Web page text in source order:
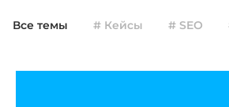
Все темы # Кейсы # SEO